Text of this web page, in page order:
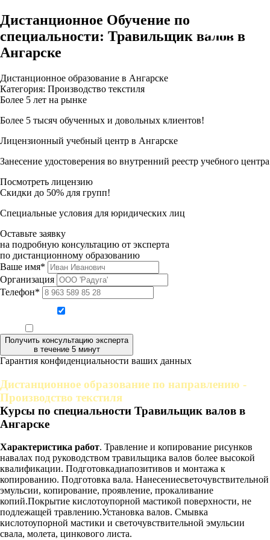
Дистанционное Обучение по
специальности: Травильщик валов в
Ангарске
Дистанционное образование в Ангарске
Категория: Производство текстиля
Более 5 лет на рынке
Более 5 тысяч обученных и довольных клиентов!
Лицензионный учебный центр в Ангарске
Занесение удостоверения во внутренний реестр учебного центра
Посмотреть лицензию
Скидки до 50% для групп!
Специальные условия для юридических лиц
Оставьте заявку
на подробную консультацию от эксперта
по дистанционному образованию
Ваше имя*
Организация
Телефон*
Получить консультацию эксперта
в течение 5 минут
Гарантия конфиденциальности ваших данных
Дистанционное образование по направлению -
Производство текстиля
Курсы по специальности Травильщик валов в
Ангарске
Характеристика работ. Травление и копирование рисунков
навалах под руководством травильщика валов более высокой
квалификации. Подготовкадиапозитивов и монтажа к
копированию. Подготовка вала. Нанесениесветочувствительной
эмульсии, копирование, проявление, прокаливание
копий.Покрытие кислотоупорной мастикой поверхности, не
подлежащей травлению.Установка валов. Смывка
кислотоупорной мастики и светочувствительной эмульсии
свала, молета, цинкового листа.